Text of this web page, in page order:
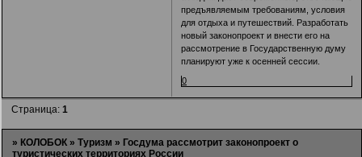
предъявляемым требованиям, условия
для отдыха и путешествий. Разработать
новый законопроект и внести его на
рассмотрение в Государственную думу
планируют уже к осенней сессии.
0
Страница:1
» КОЛОБОК »Туризм » Госдума рассмотрит законопроект о
туристических территориях России